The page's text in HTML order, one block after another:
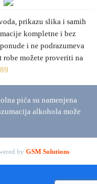
prikazu slika i samih
kompletne i bez
i ne podrazumeva
robe možete proveriti na
pića su namenjena
alkohola može
by GSM Solutions